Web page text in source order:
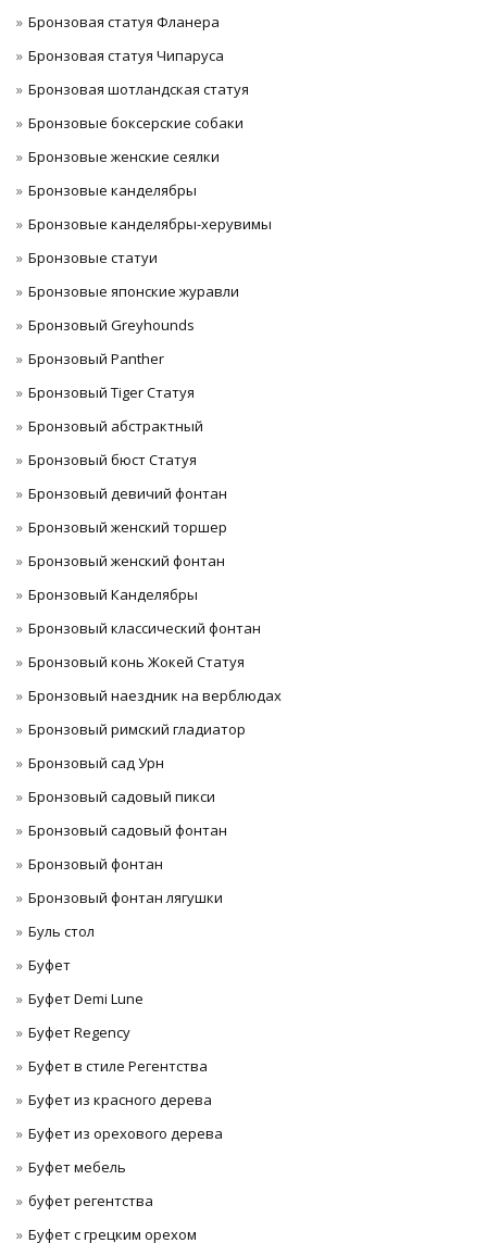
Бронзовая статуя Фланера
Бронзовая статуя Чипаруса
Бронзовая шотландская статуя
Бронзовые боксерские собаки
Бронзовые женские сеялки
Бронзовые канделябры
Бронзовые канделябры-херувимы
Бронзовые статуи
Бронзовые японские журавли
Бронзовый Greyhounds
Бронзовый Panther
Бронзовый Tiger Статуя
Бронзовый абстрактный
Бронзовый бюст Статуя
Бронзовый девичий фонтан
Бронзовый женский торшер
Бронзовый женский фонтан
Бронзовый Канделябры
Бронзовый классический фонтан
Бронзовый конь Жокей Статуя
Бронзовый наездник на верблюдах
Бронзовый римский гладиатор
Бронзовый сад Урн
Бронзовый садовый пикси
Бронзовый садовый фонтан
Бронзовый фонтан
Бронзовый фонтан лягушки
Буль стол
Буфет
Буфет Demi Lune
Буфет Regency
Буфет в стиле Регентства
Буфет из красного дерева
Буфет из орехового дерева
Буфет мебель
буфет регентства
Буфет с грецким орехом